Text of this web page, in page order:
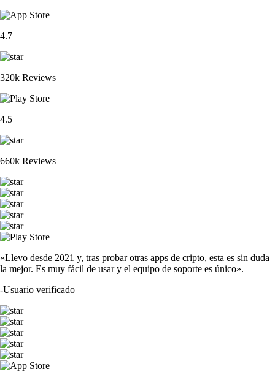
4.7
320k Reviews
4.5
660k Reviews
«Llevo desde 2021 y, tras probar otras apps de cripto, esta es sin duda
la mejor. Es muy fácil de usar y el equipo de soporte es único».
-Usuario verificado